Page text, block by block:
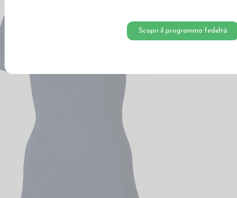
Scopri il programma fedeltà